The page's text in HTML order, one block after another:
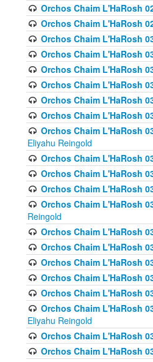
Orchos Chaim L'HaRosh
Orchos Chaim L'HaRosh
Orchos Chaim L'HaRosh
Orchos Chaim L'HaRosh
Orchos Chaim L'HaRosh
Orchos Chaim L'HaRosh
Orchos Chaim L'HaRosh
Orchos Chaim L'HaRosh
Orchos Chaim L'HaRosh
Eliyahu Reingold
Orchos Chaim L'HaRosh
Orchos Chaim L'HaRosh
Orchos Chaim L'HaRosh
Orchos Chaim L'HaRosh
Reingold
Orchos Chaim L'HaRosh
Orchos Chaim L'HaRosh
Orchos Chaim L'HaRosh
Orchos Chaim L'HaRosh
Orchos Chaim L'HaRosh
Orchos Chaim L'HaRosh
Eliyahu Reingold
Orchos Chaim L'HaRosh
Orchos Chaim L'HaRosh